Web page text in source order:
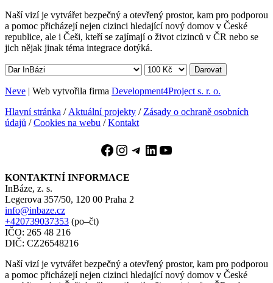
Naší vizí je vytvářet bezpečný a otevřený prostor, kam pro podporou
a pomoc přicházejí nejen cizinci hledající nový domov v České
republice, ale i Češi, kteří se zajímají o život cizinců v ČR nebo se
jich nějak jinak téma integrace dotýká.
Darovat
Neve | Web vytvořila firma Development4Project s. r. o.
Hlavní stránka / Aktuální projekty / Zásady o ochraně osobních
údajů /Cookies na webu /Kontakt
Facebook
Instagram
Telegram
LinkedIn
YouTube
KONTAKTNÍ INFORMACE
InBáze, z. s.
Legerova 357/50, 120 00 Praha 2
info@inbaze.cz
+420739037353 (po–čt)
IČO: 265 48 216
DIČ: CZ26548216
Naší vizí je vytvářet bezpečný a otevřený prostor, kam pro podporou
a pomoc přicházejí nejen cizinci hledající nový domov v České